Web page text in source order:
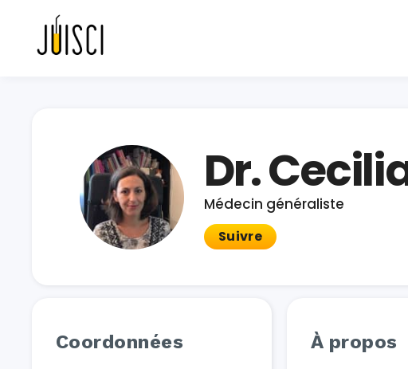
Dr.
Médecin généraliste
Suivre
Coordonnées À propos